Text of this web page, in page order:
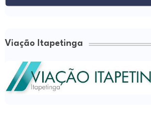
Viação Itapetinga